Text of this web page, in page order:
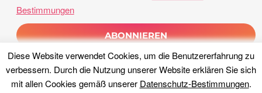
Diese Website verwendet Cookies, um die Benutzererfahrung zu
verbessern. Durch die Nutzung unserer Website erklären Sie sich
mit allen Cookies gemäß unserer Datenschutz-Bestimmungen.
Bestimmungen